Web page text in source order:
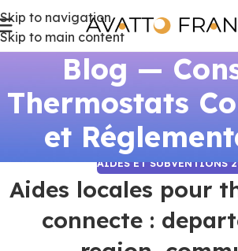
Skip to navigation
Skip to main content
Blog —
Thermostats
et
AIDES ET SUBVENTIONS
Aides locales pour
connecte :